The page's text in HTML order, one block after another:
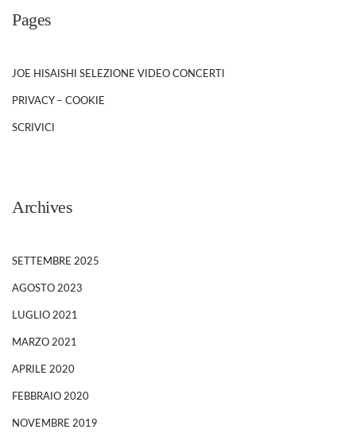
Pages
JOE HISAISHI SELEZIONE VIDEO CONCERTI
PRIVACY – COOKIE
SCRIVICI
Archives
SETTEMBRE 2025
AGOSTO 2023
LUGLIO 2021
MARZO 2021
APRILE 2020
FEBBRAIO 2020
NOVEMBRE 2019